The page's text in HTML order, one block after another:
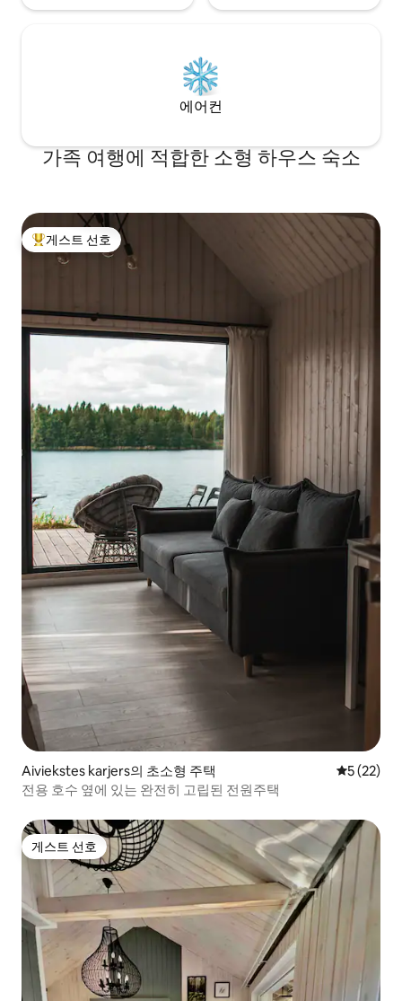
에어컨
가족 여행에 적합한 소형 하우스 숙소
상위 게스트 선호
게스트 선호
Aiviekstes karjers의 초소형 주택 평점 5점
5 (22)
전용 호수 옆에 있는 완전히 고립된 전원주택
게스트 선호
게스트 선호